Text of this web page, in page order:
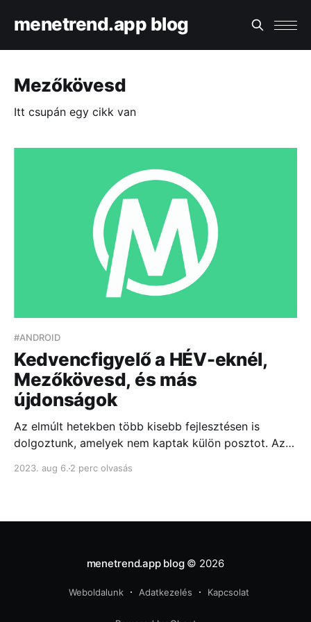
menetrend.app blog
Mezőkövesd
Itt csupán egy cikk van
#ANDROID
Kedvencfigyelő a HÉV-eknél,
Mezőkövesd, és más
újdonságok
Az elmúlt hetekben több kisebb fejlesztésen is
dolgoztunk, amelyek nem kaptak külön posztot. Az
2023. aug 6. 2 perc olvasás
menetrend.app blog© 2026
Weboldalunk Adatkezelés Kapcsolat